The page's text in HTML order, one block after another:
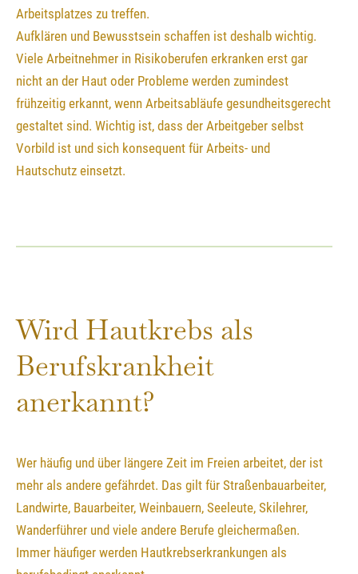
Arbeitsplatzes zu treffen.
Aufklären und Bewusstsein schaffen ist deshalb wichtig.
Viele Arbeitnehmer in Risikoberufen erkranken erst gar
nicht an der Haut oder Probleme werden zumindest
frühzeitig erkannt, wenn Arbeitsabläufe gesundheitsgerecht
gestaltet sind. Wichtig ist, dass der Arbeitgeber selbst
Vorbild ist und sich konsequent für Arbeits- und
Hautschutz einsetzt.
Wird Hautkrebs als
Berufskrankheit
anerkannt?
Wer häufig und über längere Zeit im Freien arbeitet, der ist
mehr als andere gefährdet. Das gilt für Straßenbauarbeiter,
Landwirte, Bauarbeiter, Weinbauern, Seeleute, Skilehrer,
Wanderführer und viele andere Berufe gleichermaßen.
Immer häufiger werden Hautkrebserkrankungen als